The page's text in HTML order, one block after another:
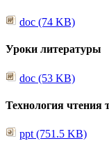
doc (74 KB)
Уроки литературы
doc (53 KB)
Технология чтения
ppt (751.5 KB)